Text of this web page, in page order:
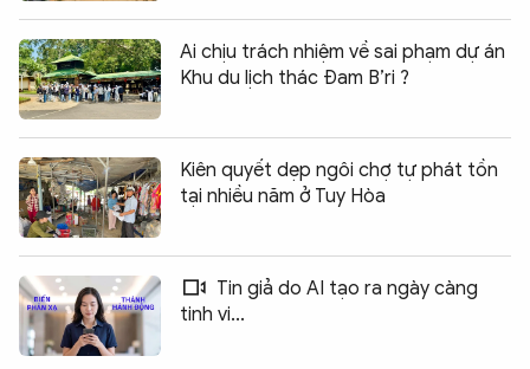
Ai chịu trách nhiệm về sai phạm dự án
Khu du lịch thác Đam B’ri ?
Kiên quyết dẹp ngôi chợ tự phát tồn
tại nhiều năm ở Tuy Hòa
Tin giả do AI tạo ra ngày càng
tinh vi...